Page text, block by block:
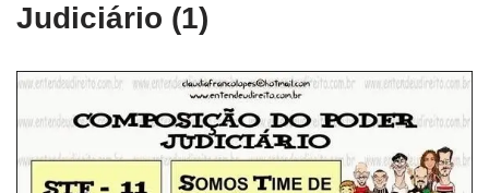
Judiciário (1)